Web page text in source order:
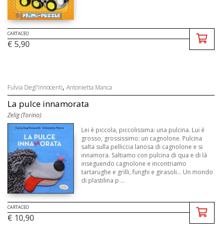
CARTACEO
€ 5,90
Fulvia Degl'Innocenti, Antonietta Manca
La pulce innamorata
Zelig (Torino)
Lei è piccola, piccolissima: una pulcina. Lui è
grosso, grossissimo: un cagnolone. Pulcina
salta sulla pelliccia lanosa di cagnolone e si
innamora. Saltiamo con pulcina di qua e di là
inseguendo cagnolone e incontriamo
tartarughe e grilli, funghi e girasoli... Un mondo
di plastilina p ...
CARTACEO
€ 10,90